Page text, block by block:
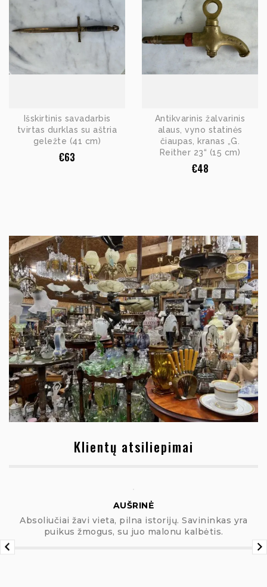
Išskirtinis savadarbis
tvirtas durklas su aštria
geležte (41 cm)
€63
Antikvarinis žalvarinis
alaus, vyno statinės
čiaupas, kranas „G.
Reither 23“ (15 cm)
€48
Klientų atsiliepimai
Absoliučiai žavi vieta, pilna istorijų. Savininkas yra
puikus žmogus, su juo malonu kalbėtis.
AUŠRINĖ